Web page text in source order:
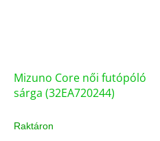
Mizuno Core női futópóló
sárga (32EA720244)
Raktáron